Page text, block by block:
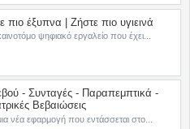
έξυπνα | Ζήστε πιο υγιεινά
ψηφιακό εργαλείο που έχει...
- Συνταγές - Παραπεμπτικά -
Βεβαιώσεις
νέα εφαρμογή που εντάσσεται στο...